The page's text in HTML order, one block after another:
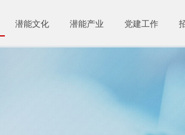
潜能文化 潜能产业 党建工作